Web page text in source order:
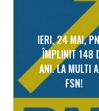
IERI, 24 MAI,
ÎMPLINIT 148
ANI. LA MULTI
FSN!